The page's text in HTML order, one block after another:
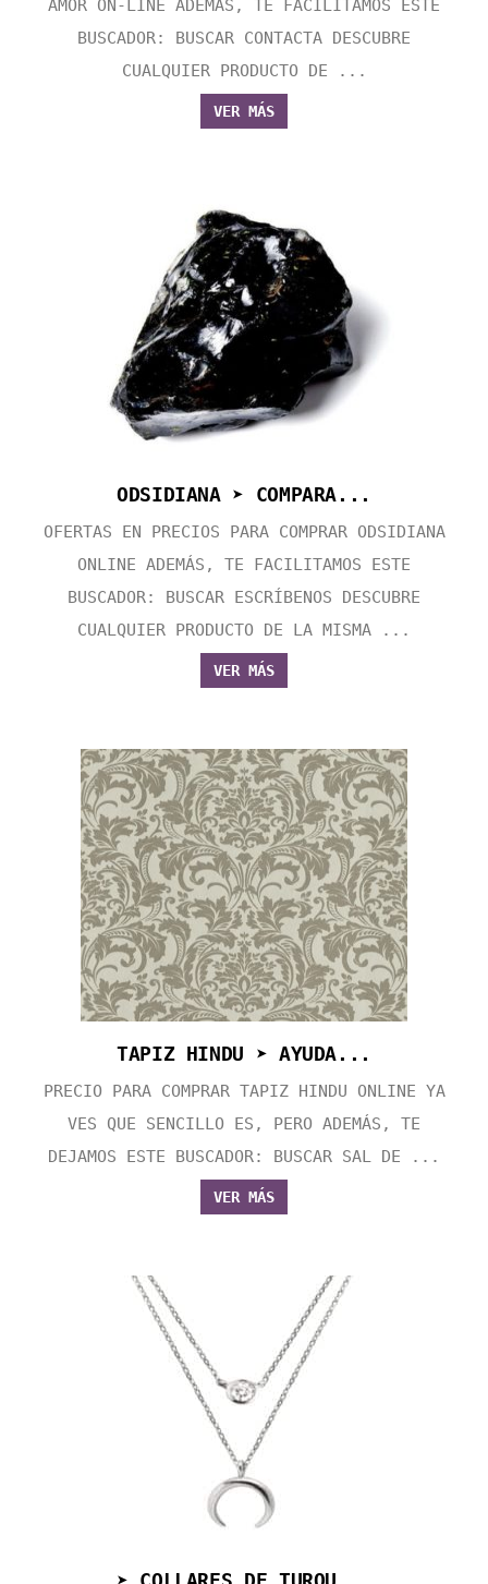
AMOR ON-LINE ADEMÁS, TE FACILITAMOS ESTE
BUSCADOR: BUSCAR CONTACTA DESCUBRE
CUALQUIER PRODUCTO DE ...
VER MÁS
ODSIDIANA ➤ COMPARA...
OFERTAS EN PRECIOS PARA COMPRAR ODSIDIANA
ONLINE ADEMÁS, TE FACILITAMOS ESTE
BUSCADOR: BUSCAR ESCRÍBENOS DESCUBRE
CUALQUIER PRODUCTO DE LA MISMA ...
VER MÁS
TAPIZ HINDU ➤ AYUDA...
PRECIO PARA COMPRAR TAPIZ HINDU ONLINE YA
VES QUE SENCILLO ES, PERO ADEMÁS, TE
DEJAMOS ESTE BUSCADOR: BUSCAR SAL DE ...
VER MÁS